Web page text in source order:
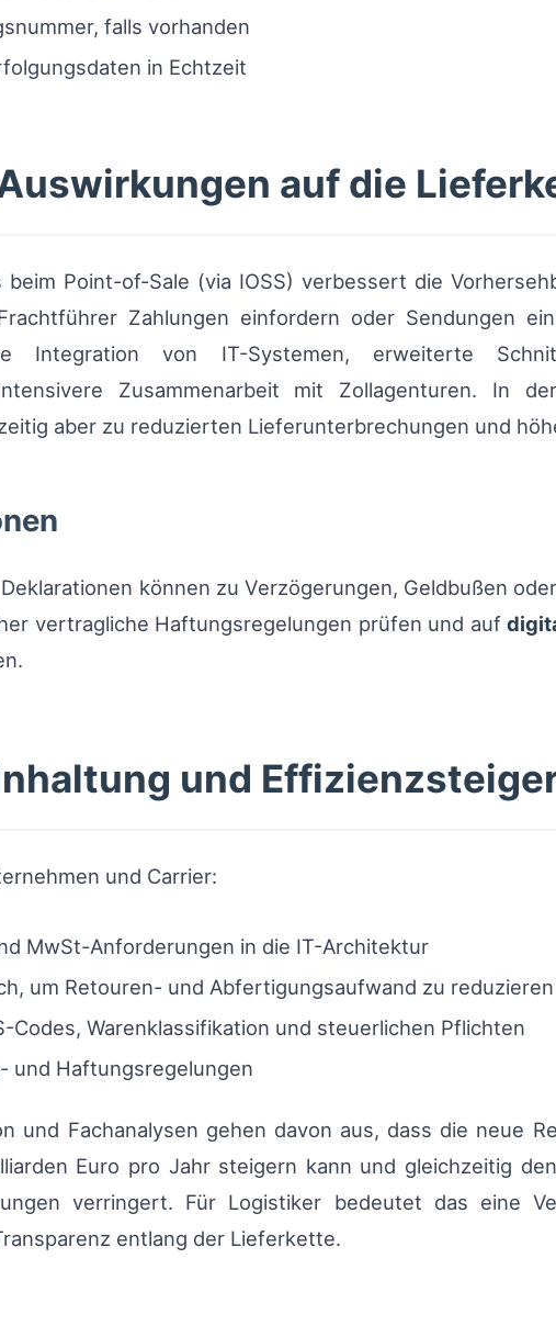
falls vorhanden
in Echtzeit
auf die
Point-of-Sale (via IOSS) verbessert die
Zahlungen einfordern oder Sendungen
Integration von IT-Systemen, erweiterte
Zusammenarbeit mit Zollagenturen. In
aber zu reduzierten Lieferunterbrechungen und
können zu Verzögerungen, Geldbußen
vertragliche Haftungsregelungen prüfen und auf
und
und Carrier:
MwSt-Anforderungen in die IT-Architektur
um Retouren- und Abfertigungsaufwand zu reduzieren
Codes, Warenklassifikation und steuerlichen Pflichten
und Haftungsregelungen
und Fachanalysen gehen davon aus, dass die neue
Euro pro Jahr steigern kann und gleichzeitig
verringert. Für Logistiker bedeutet das eine
entlang der Lieferkette.